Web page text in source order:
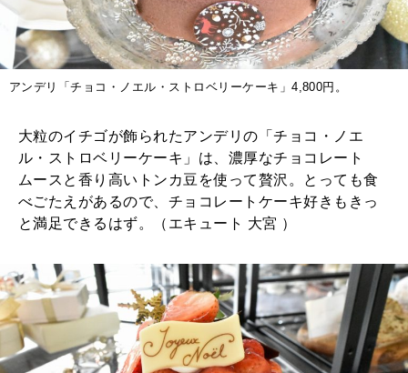
アンデリ「チョコ・ノエル・ストロベリーケーキ」4,800円。
大粒のイチゴが飾られたアンデリの「チョコ・ノエ
ル・ストロベリーケーキ」は、濃厚なチョコレート
ムースと香り高いトンカ豆を使って贅沢。とっても食
べごたえがあるので、チョコレートケーキ好きもきっ
と満足できるはず。（エキュート 大宮 ）